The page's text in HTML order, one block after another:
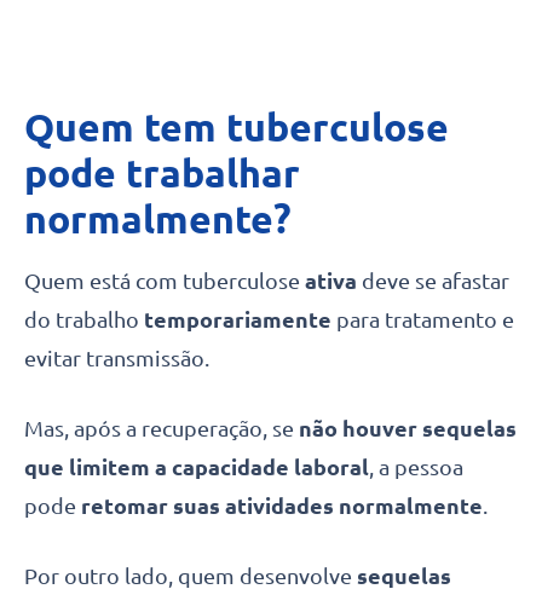
Quem tem tuberculose
pode trabalhar
normalmente?
Quem está com tuberculose ativa deve se afastar
do trabalho temporariamente para tratamento e
evitar transmissão.
Mas, após a recuperação, se não houver sequelas
que limitem a capacidade laboral , a pessoa
pode retomar suas atividades normalmente
Por outro lado, quem desenvolve sequelas